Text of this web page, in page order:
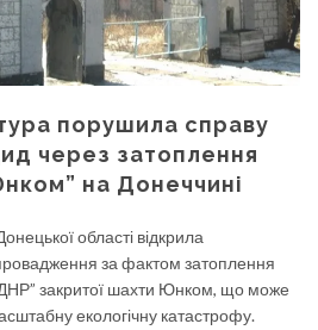
порушила справу
через затоплення
на Донеччині
області відкрила
за фактом затоплення
закритої шахти Юнком, що може
екологічну катастрофу.